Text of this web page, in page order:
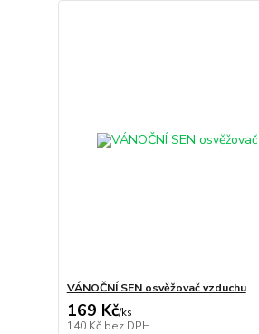
VÁNOČNÍ SEN osvěžovač vzduchu
169 Kč/ks
140 Kč bez DPH